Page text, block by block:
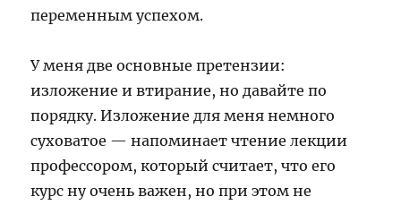
переменным успехом.
У меня две основные претензии:
изложение и втирание, но давайте по
порядку. Изложение для меня немного
суховатое — напоминает чтение лекции
профессором, который считает, что его
курс ну очень важен, но при этом не